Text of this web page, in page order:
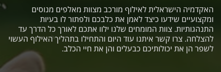
האקדמיה הישראלית לאילוף מורכב מצוות מאלפים מנוסים
ומקצועיים שידעו כיצד לאמן את כלבכם ולפתור לו בעיות
התנהגותיות. צוות המומחים שלנו ילוו אתכם לאורך כל הדרך עד
להצלחה. צרו קשר איתנו עוד היום והתחילו בתהליך האילוף העשוי
לשפר הן את יכולותיכם כבעלים והן את חיי הכלב.